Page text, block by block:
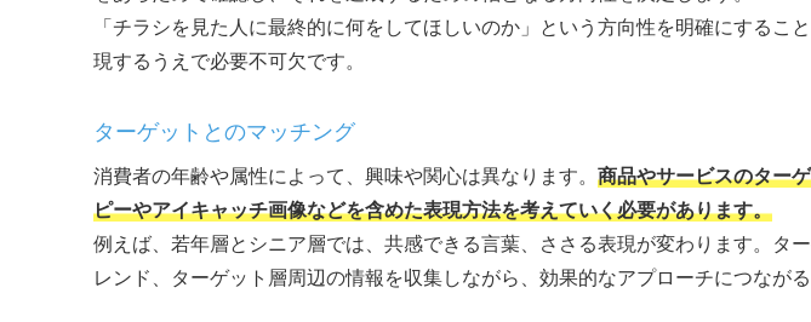
「チラシを見た人に最終的に何をしてほしいのか」という方向性を明確にするこ
現するうえで必要不可欠です。
ターゲットとのマッチング
消費者の年齢や属性によって、興味や関心は異なります。 商品やサービスのター
ピーやアイキャッチ画像などを含めた表現方法を考えていく必要があります。
例えば、若年層とシニア層では、共感できる言葉、ささる表現が変わります。タ
レンド、ターゲット層周辺の情報を収集しながら、効果的なアプローチにつながる